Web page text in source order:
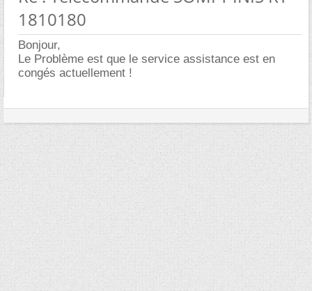
1810180
Bonjour,
Le Problème est que le service assistance est en
congés actuellement !